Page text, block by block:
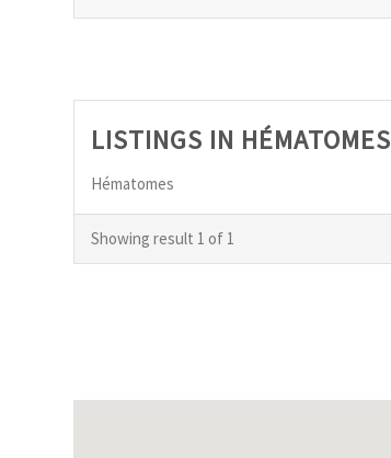
LISTINGS IN HÉMATOMES
Hématomes
Showing result 1 of 1